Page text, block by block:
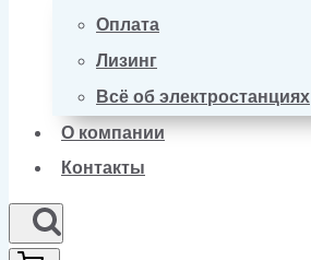
Оплата
Лизинг
Всё об электростанциях
О компании
Контакты